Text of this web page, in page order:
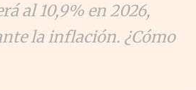
al 10,9% en 2026,
la inflación. ¿Cómo